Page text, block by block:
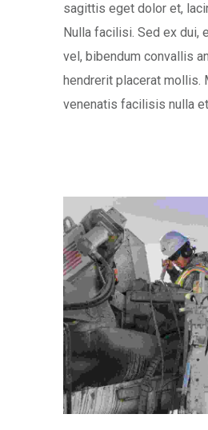
sagittis eget dolor et,
Nulla facilisi. Sed ex dui,
vel, bibendum convallis
hendrerit placerat mollis.
venenatis facilisis nulla